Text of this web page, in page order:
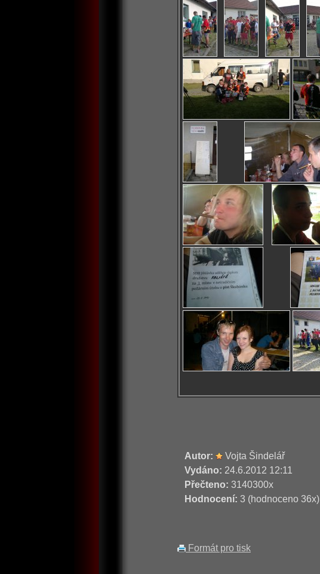
Autor:
Vojta Šindelář
Vydáno: 24.6.2012 12:11
Přečteno: 3140300x
Hodnocení: 3 (hodnoceno 36x)
Formát pro tisk